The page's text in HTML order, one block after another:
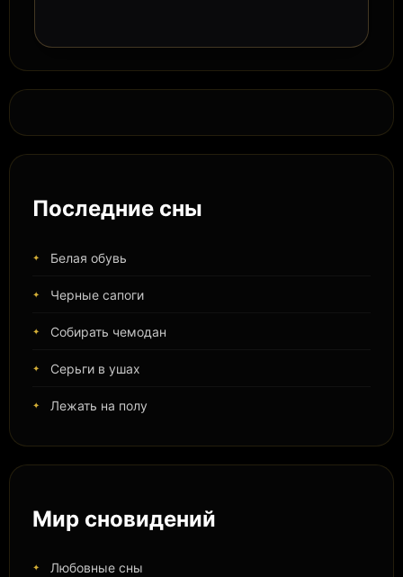
Последние сны
Белая обувь
Черные сапоги
Собирать чемодан
Серьги в ушах
Лежать на полу
Мир сновидений
Любовные сны